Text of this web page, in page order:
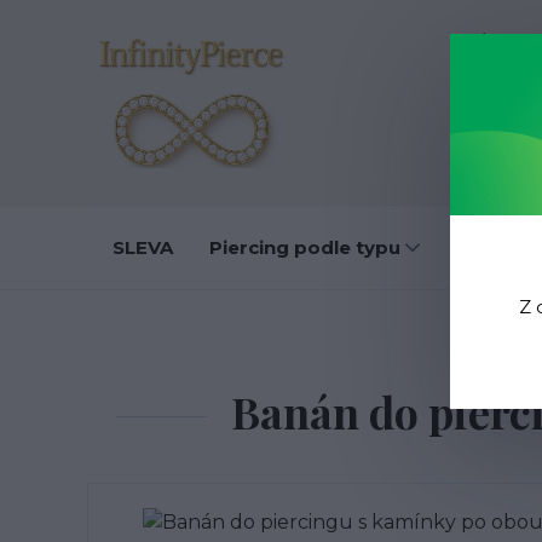
O nás
SLEVA Piercing podle typu
Banán do
Z